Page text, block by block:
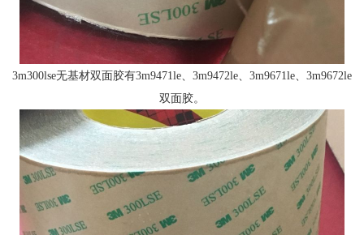
3m300lse无基材双面胶有3m9471le、3m9472le、3m9671le、3m9672le
双面胶。